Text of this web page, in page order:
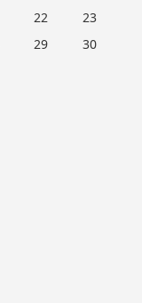
22
23
29
30